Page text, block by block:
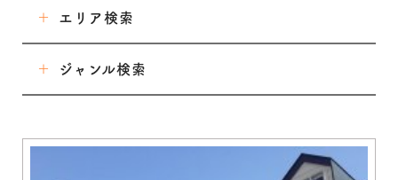
エリア検索
東海市
大府市
ジャンル検索